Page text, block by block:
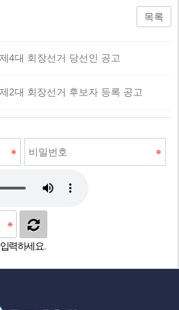
목록
4대 회장선거 당선인 공고
2대 회장선거 후보자 등록 공고
력하세요.